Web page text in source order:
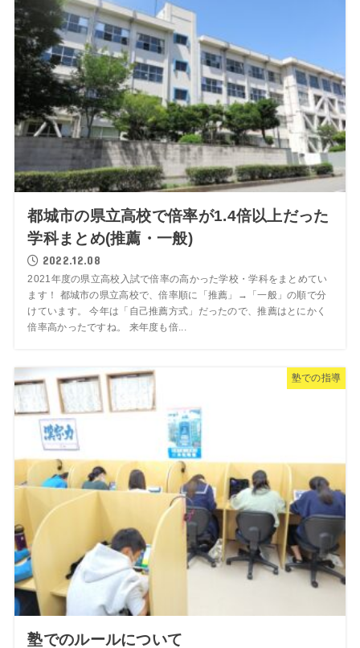
都城市の県立高校で倍率が1.4倍以上だった
学科まとめ(推薦・一般)
2022.12.08
2021年度の県立高校入試で倍率の高かった学校・学科をまとめてい
ます！ 都城市の県立高校で、倍率順に「推薦」→「一般」の順で分
けています。 今年は「自己推薦方式」だったので、推薦はとにかく
倍率高かったですね。 来年度も倍...
塾での指導
塾でのルールについて